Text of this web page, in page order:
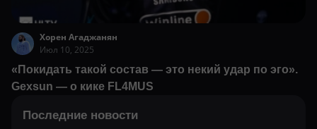
Хорен Агаджанян
Июл 10, 2025
«Покидать такой состав — это некий удар по эго».
Gexsun — о кике FL4MUS
Последние новости